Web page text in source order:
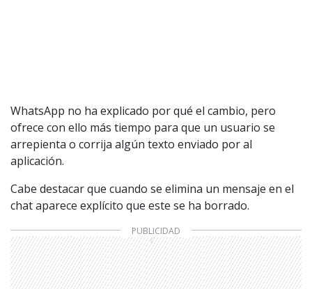
WhatsApp no ha explicado por qué el cambio, pero
ofrece con ello más tiempo para que un usuario se
arrepienta o corrija algún texto enviado por al
aplicación.
Cabe destacar que cuando se elimina un mensaje en el
chat aparece explícito que este se ha borrado.